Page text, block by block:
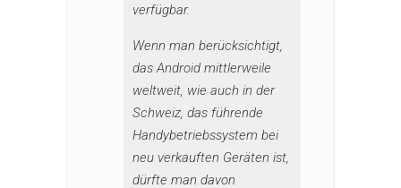
verfügbar.
Wenn man berücksichtigt,
das Android mittlerweile
weltweit, wie auch in der
Schweiz, das führende
Handybetriebssystem bei
neu verkauften Geräten ist,
dürfte man davon